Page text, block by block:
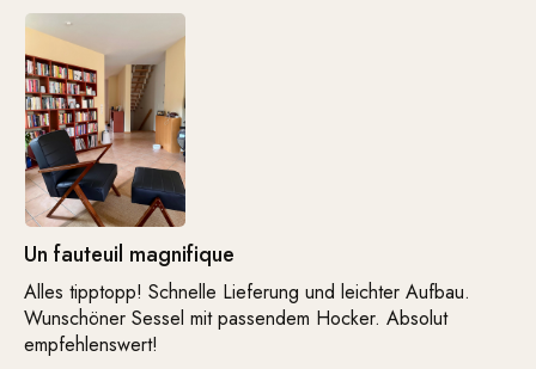
Un fauteuil magnifique
Alles tipptopp! Schnelle Lieferung und leichter Aufbau.
Wunschöner Sessel mit passendem Hocker. Absolut
empfehlenswert!